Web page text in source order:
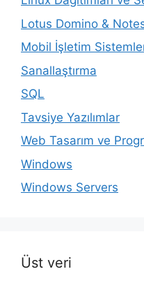
Lotus Domino &
Mobil İşletim
Sanallaştırma
SQL
Tavsiye Yazılımlar
Web Tasarım ve
Windows
Windows Servers
Üst veri